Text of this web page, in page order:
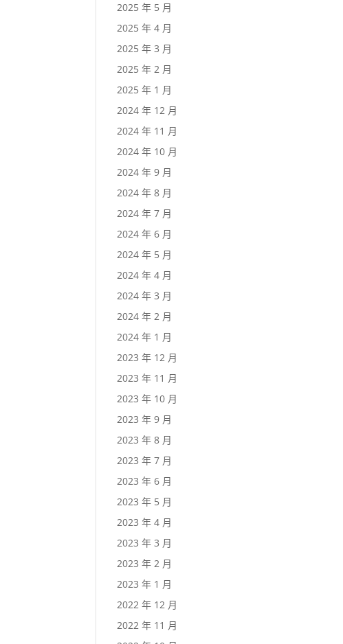
2025 年 5 月
2025 年 4 月
2025 年 3 月
2025 年 2 月
2025 年 1 月
2024 年 12 月
2024 年 11 月
2024 年 10 月
2024 年 9 月
2024 年 8 月
2024 年 7 月
2024 年 6 月
2024 年 5 月
2024 年 4 月
2024 年 3 月
2024 年 2 月
2024 年 1 月
2023 年 12 月
2023 年 11 月
2023 年 10 月
2023 年 9 月
2023 年 8 月
2023 年 7 月
2023 年 6 月
2023 年 5 月
2023 年 4 月
2023 年 3 月
2023 年 2 月
2023 年 1 月
2022 年 12 月
2022 年 11 月